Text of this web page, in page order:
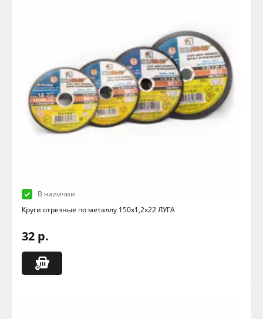
В наличии
Круги отрезные по металлу 150х1,2х22 ЛУГА
32 р.